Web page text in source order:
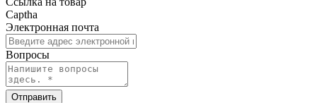
Captha
Электронная почта
Вопросы
Отправить